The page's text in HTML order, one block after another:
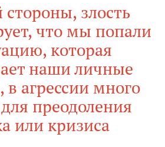
стороны, злость
что мы попали
которая
наши личные
в агрессии много
преодоления
или кризиса